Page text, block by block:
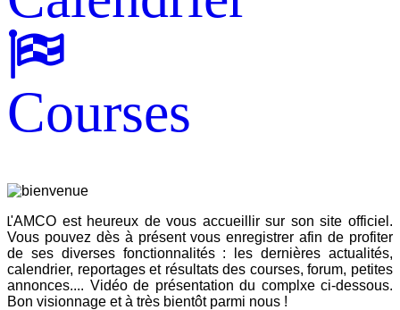
Courses
L'AMCO est heureux de vous accueillir sur son site officiel.
Vous pouvez dès à présent vous enregistrer afin de profiter
de ses diverses fonctionnalités : les dernières actualités,
calendrier, reportages et résultats des courses, forum, petites
annonces.... Vidéo de présentation du complxe ci-dessous.
Bon visionnage et à très bientôt parmi nous !